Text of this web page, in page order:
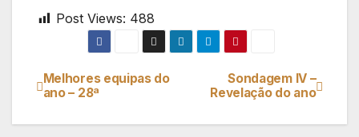
Post Views: 488
Navegação
de
Sondagem IV –
Revelação do ano
Melhores equipas do
ano – 28ª